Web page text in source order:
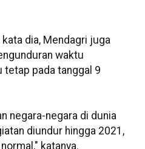
dia, Mendagri juga
waktu
tetap pada tanggal 9
negara-negara di dunia
diundur hingga 2021,
katanya.